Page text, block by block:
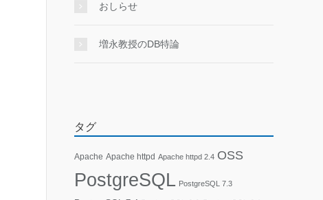
おしらせ
増永教授のDB特論
タグ
Apache Apache httpd Apache httpd 2.4 OSS
PostgreSQL PostgreSQL 7.3